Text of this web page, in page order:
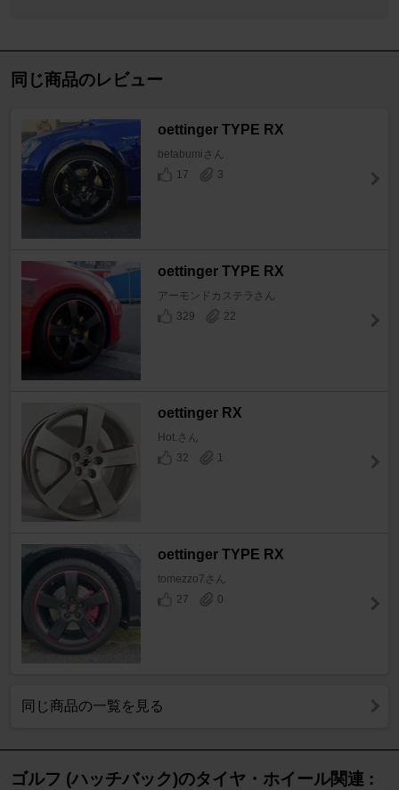
同じ商品のレビュー
oettinger TYPE RX
betabumiさん
17
3
oettinger TYPE RX
アーモンドカステラさん
329
22
oettinger RX
Hot.さん
32
1
oettinger TYPE RX
tomezzo7さん
27
0
同じ商品の一覧を見る
ゴルフ (ハッチバック)のタイヤ・ホイール関連 :